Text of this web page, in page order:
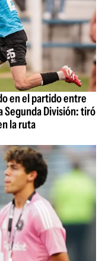
en el partido entre
Segunda División: tiró
la ruta